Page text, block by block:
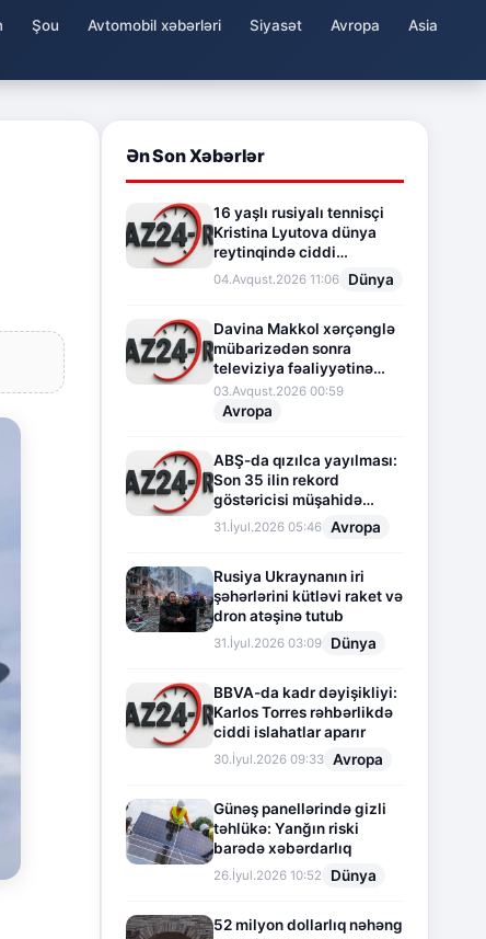
Şou Avtomobil xəbərləri Siyasət Avropa
Asia
Ən Son Xəbərlər
16 yaşlı rusiyalı tennisçi
Kristina Lyutova dünya
reytinqində ciddi
irəliləyişə imza atdı
04.Avqust.2026 11:06 Dünya
Davina Makkol xərçənglə
mübarizədən sonra
televiziya fəaliyyətinə
fasilə verir
03.Avqust.2026 00:59
Avropa
ABŞ-da qızılca yayılması:
Son 35 ilin rekord
göstəricisi müşahidə
olunur
31.İyul.2026 05:46 Avropa
Rusiya Ukraynanın iri
şəhərlərini kütləvi raket və
dron atəşinə tutub
31.İyul.2026 03:09 Dünya
BBVA-da kadr dəyişikliyi:
Karlos Torres rəhbərlikdə
ciddi islahatlar aparır
30.İyul.2026 09:33 Avropa
Günəş panellərində gizli
təhlükə: Yanğın riski
barədə xəbərdarlıq
26.İyul.2026 10:52 Dünya
52 milyon dollarlıq nəhəng